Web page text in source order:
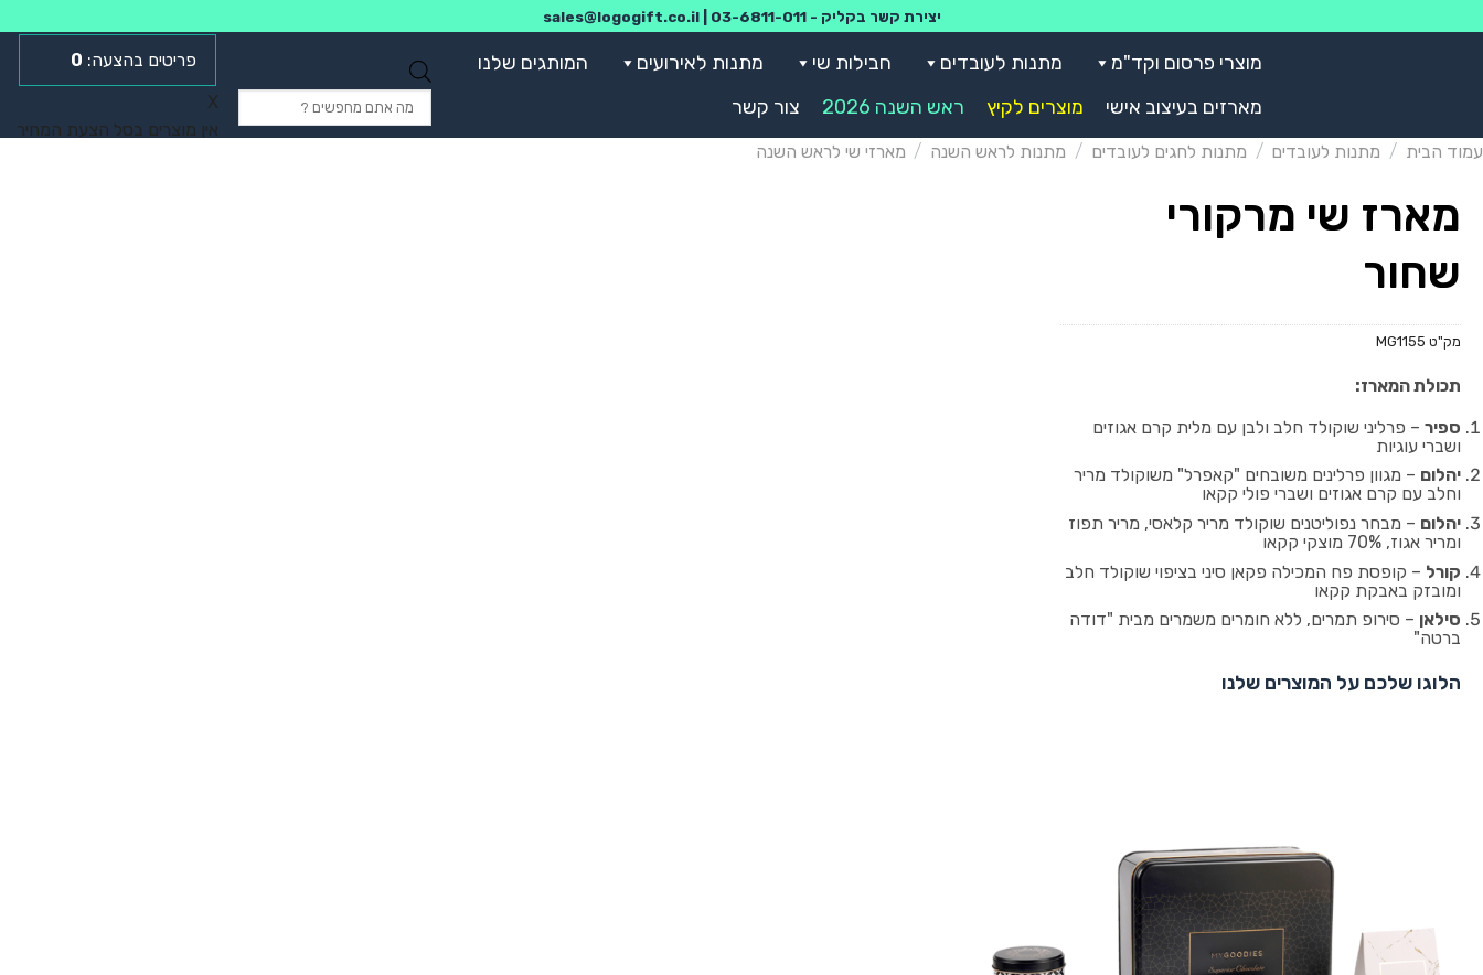
יצירת קשר בקליק -03-6811-011
|
sales@logogift.co.il
מוצרי פרסום וקד"מ מתנות לעובדים חבילות שי מתנות לאירועים
המותגים שלנו
מארזים בעיצוב אישי
מוצרים לקיץ ראש השנה 2026 צור קשר
0
X
אין מוצרים בסל הצעת המחיר
עמוד הבית / מתנות לעובדים / מתנות לחגים לעובדים / מתנות לראש השנה / מארזי שי לראש השנה
מארז שי מרקורי
שחור
מק"ט MG1155
תכולת המארז:
ספיר – פרליני שוקולד חלב ולבן עם מלית קרם אגוזים
ושברי עוגיות
יהלום – מגוון פרלינים משובחים "קאפרל" משוקולד מריר
וחלב עם קרם אגוזים ושברי פולי קקאו
יהלום – מבחר נפוליטנים שוקולד מריר קלאסי, מריר תפוז
ומריר אגוז, 70% מוצקי קקאו
קורל – קופסת פח המכילה פקאן סיני בציפוי שוקולד חלב
ומובזק באבקת קקאו
סילאן – סירופ תמרים, ללא חומרים משמרים מבית "דודה
ברטה"
הלוגו שלכם על המוצרים שלנו